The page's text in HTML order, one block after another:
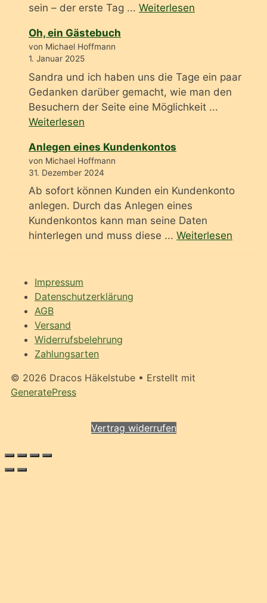
sein – der erste Tag ... Weiterlesen
Oh, ein Gästebuch
von Michael Hoffmann
1. Januar 2025
Sandra und ich haben uns die Tage ein paar
Gedanken darüber gemacht, wie man den
Besuchern der Seite eine Möglichkeit ...
Weiterlesen
Anlegen eines Kundenkontos
von Michael Hoffmann
31. Dezember 2024
Ab sofort können Kunden ein Kundenkonto
anlegen. Durch das Anlegen eines
Kundenkontos kann man seine Daten
hinterlegen und muss diese ... Weiterlesen
Impressum
Datenschutzerklärung
AGB
Versand
Widerrufsbelehrung
Zahlungsarten
© 2026 Dracos Häkelstube • Erstellt mit
GeneratePress
Vertrag widerrufen